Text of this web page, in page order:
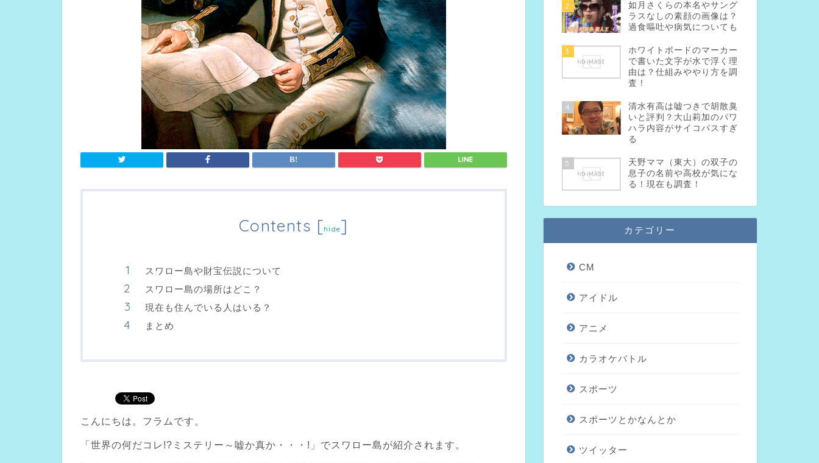
Contents [hide]
スワロー島や財宝伝説について
スワロー島の場所はどこ？
現在も住んでいる人はいる？
まとめ
こんにちは。フラムです。
「世界の何だコレ!?ミステリー～嘘か真か・・・!」でスワロー島が紹介されます。
2
如月さくらの本名やサング
ラスなしの素顔の画像は？
過食嘔吐や病気についても
3
ホワイトボードのマーカー
で書いた文字が水で浮く理
由は？仕組みややり方を調
査！
4
清水有高は嘘つきで胡散臭
いと評判？大山莉加のパワ
ハラ内容がサイコパスすぎ
る
5
天野ママ（東大）の双子の
息子の名前や高校が気にな
る！現在も調査！
カテゴリー
CM
アイドル
アニメ
カラオケバトル
スポーツ
スポーツとかなんとか
ツイッター